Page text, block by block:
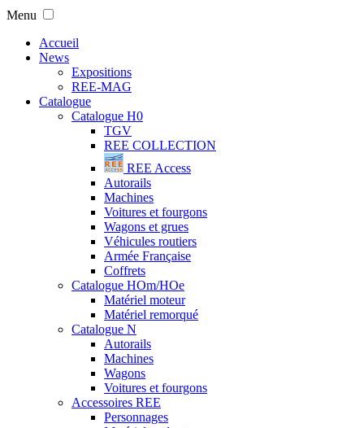
Menu
Accueil
News
Expositions
REE-MAG
Catalogue
Catalogue H0
TGV
REE COLLECTION
REE Access
Autorails
Machines
Voitures et fourgons
Wagons et grues
Véhicules routiers
Armée Française
Coffrets
Catalogue HOm/HOe
Matériel moteur
Matériel remorqué
Catalogue N
Autorails
Machines
Wagons
Voitures et fourgons
Accessoires REE
Personnages